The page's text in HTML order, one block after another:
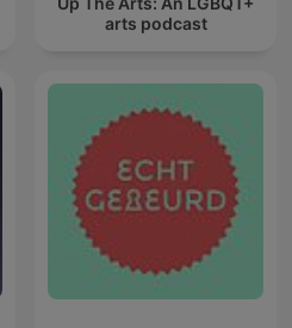
arts podcast